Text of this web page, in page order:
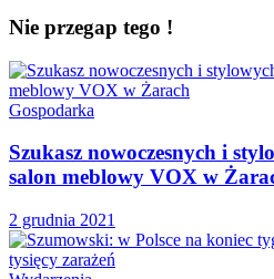
Nie przegap tego !
Gospodarka
Szukasz nowoczesnych i
salon meblowy VOX w
2 grudnia 2021